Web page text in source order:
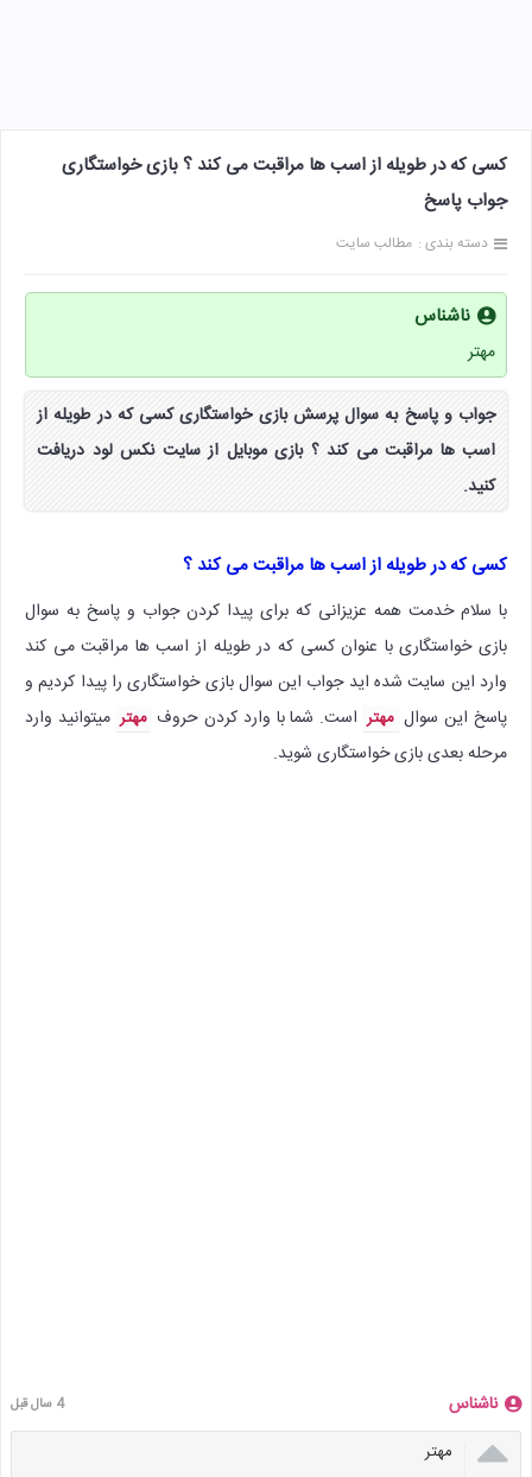
کسی که در طویله از اسب ها مراقبت می کند ؟ بازی خواستگاری
جواب پاسخ
دسته بندی : مطالب سایت
ناشناس
مهتر
جواب و پاسخ به سوال پرسش بازی خواستگاری کسی که در طویله از
اسب ها مراقبت می کند ؟ بازی موبایل از سایت نکس لود دریافت
کنید.
کسی که در طویله از اسب ها مراقبت می کند ؟
با سلام خدمت همه عزیزانی که برای پیدا کردن جواب و پاسخ به سوال
بازی خواستگاری با عنوان کسی که در طویله از اسب ها مراقبت می کند
وارد این سایت شده اید جواب این سوال بازی خواستگاری را پیدا کردیم و
پاسخ این سوال مهتر است. شما با وارد کردن حروف مهتر میتوانید وارد
مرحله بعدی بازی خواستگاری شوید.
ناشناس 4 سال قبل
 مهتر